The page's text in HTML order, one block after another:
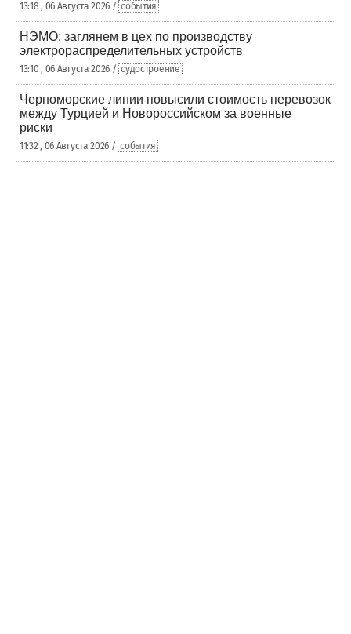
13:18 , 06 Августа 2026 / события
НЭМО: заглянем в цех по производству
электрораспределительных устройств
13:10 , 06 Августа 2026 / судостроение
Черноморские линии повысили стоимость перевозок
между Турцией и Новороссийском за военные
риски
11:32 , 06 Августа 2026 / события